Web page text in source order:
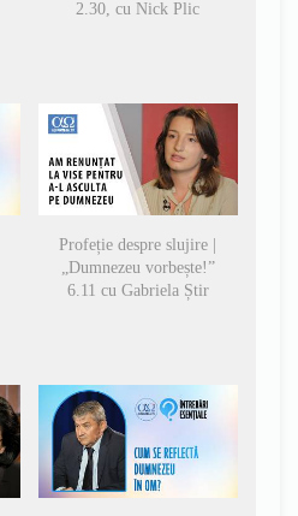
2.30, cu Nick Plic
Profeție despre slujire |
„Dumnezeu vorbește!”
6.11 cu Gabriela Știr